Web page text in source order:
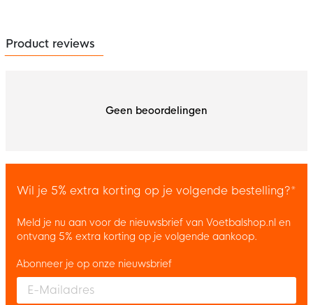
Product reviews
Geen beoordelingen
Wil je 5% extra korting op je volgende bestelling?*
Meld je nu aan voor de nieuwsbrief van Voetbalshop.nl en
ontvang 5% extra korting op je volgende aankoop.
Enter your email and accept the privacy policy to subscribe to
Abonneer je op onze nieuwsbrief